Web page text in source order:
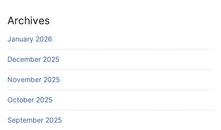
Archives
January 2026
December 2025
November 2025
October 2025
September 2025